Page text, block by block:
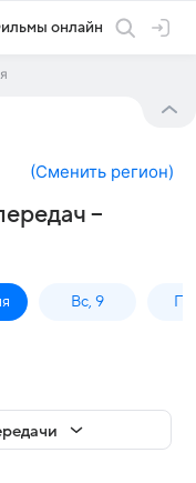
онлайн
(Сменить регион)
–
Вс, 9